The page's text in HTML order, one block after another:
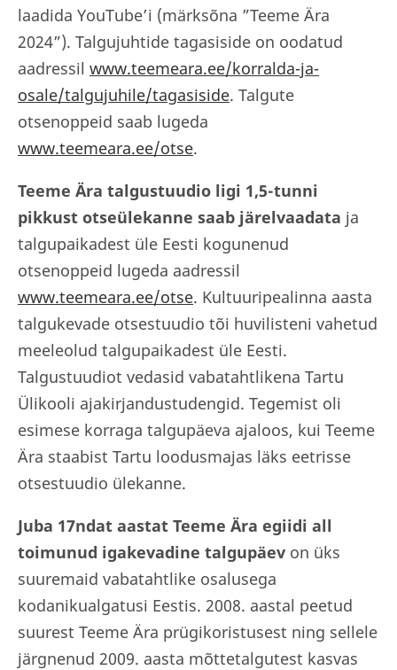
laadida YouTube’i (märksõna ”Teeme Ära
2024”). Talgujuhtide tagasiside on oodatud
aadressil www.teemeara.ee/korralda-ja-
osale/talgujuhile/tagasiside. Talgute
otsenoppeid saab lugeda
www.teemeara.ee/otse.
Teeme Ära talgustuudio ligi 1,5-tunni
pikkust otseülekanne saab järelvaadata ja
talgupaikadest üle Eesti kogunenud
otsenoppeid lugeda aadressil
www.teemeara.ee/otse. Kultuuripealinna aasta
talgukevade otsestuudio tõi huvilisteni vahetud
meeleolud talgupaikadest üle Eesti.
Talgustuudiot vedasid vabatahtlikena Tartu
Ülikooli ajakirjandustudengid. Tegemist oli
esimese korraga talgupäeva ajaloos, kui Teeme
Ära staabist Tartu loodusmajas läks eetrisse
otsestuudio ülekanne.
Juba 17ndat aastat Teeme Ära egiidi all
toimunud igakevadine talgupäev on üks
suuremaid vabatahtlike osalusega
kodanikualgatusi Eestis. 2008. aastal peetud
suurest Teeme Ära prügikoristusest ning sellele
järgnenud 2009. aasta mõttetalgutest kasvas